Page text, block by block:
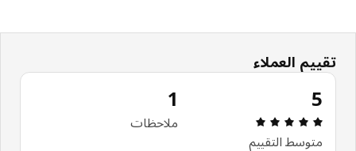
تقييم العملاء
مراجعة التقييم: 5 من 5 نجوم إجمالي المراجعات: 1
متوسط التقييم
ملاحظات